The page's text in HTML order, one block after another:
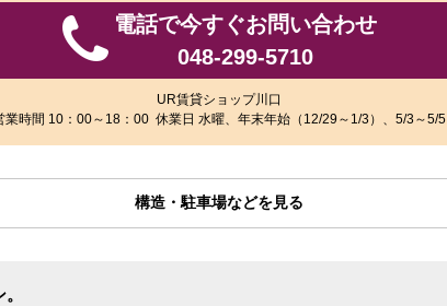
電話で今すぐお問い合わせ
048-299-5710
UR賃貸ショップ川口
業時間 10：00～18：00 休業日 水曜、年末年始（12/29～1/3）、5/3～5/5
構造・駐車場などを見る